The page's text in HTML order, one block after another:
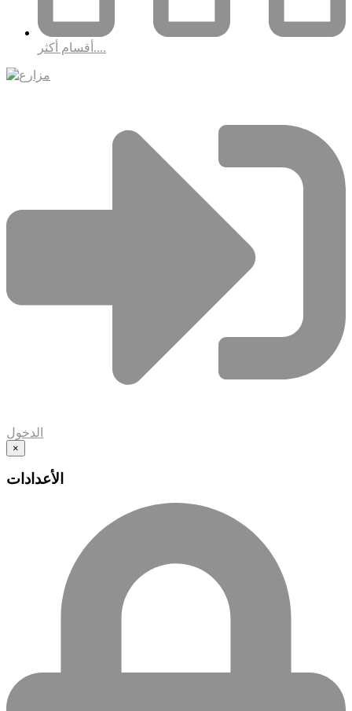
أقسام أكثر....
الدخول
×
الأعدادات